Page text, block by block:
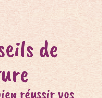
de
réussir vos